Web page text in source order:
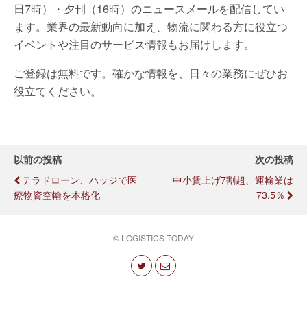
日7時）・夕刊（16時）のニュースメールを配信してい
ます。業界の最新動向に加え、物流に関わる方に役立つ
イベントや注目のサービス情報もお届けします。
ご登録は無料です。確かな情報を、日々の業務にぜひお
役立てください。
以前の投稿
テラドローン、ハッジで医
療物資空輸を本格化
次の投稿
中小賃上げ7割超、運輸業は
73.5％
© LOGISTICS TODAY